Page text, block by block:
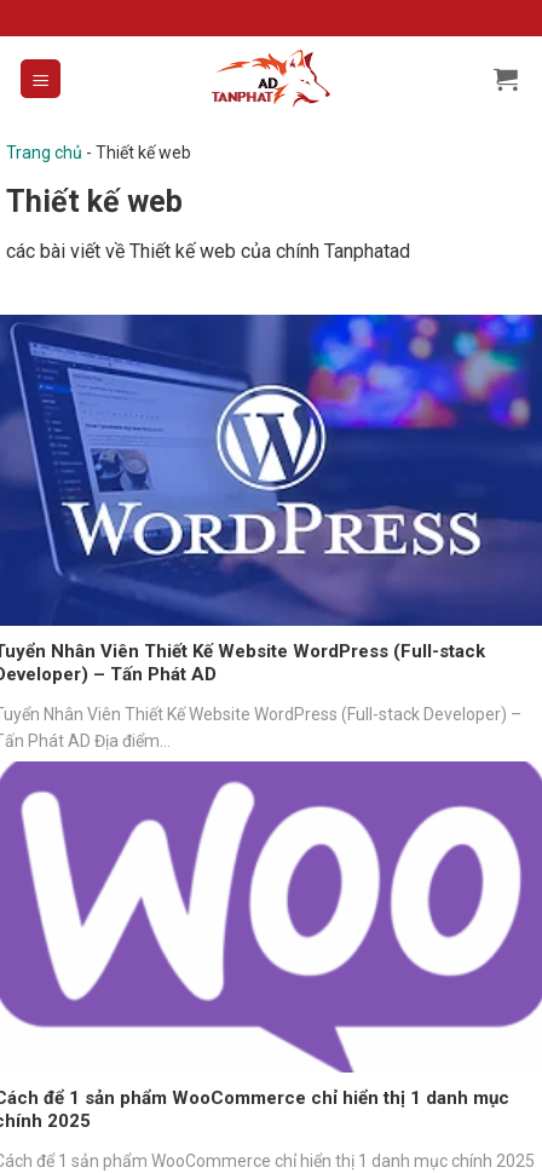
to
content
Trang chủ - Thiết kế web
Thiết kế web
các bài viết về Thiết kế web của chính Tanphatad
Nhân Viên Thiết Kế Website WordPress (Full-stack
– Tấn Phát AD
Nhân Viên Thiết Kế Website WordPress (Full-stack Developer) –
Phát AD Địa điểm...
để 1 sản phẩm WooCommerce chỉ hiển thị 1 danh mục
2025
để 1 sản phẩm WooCommerce chỉ hiển thị 1 danh mục chính 2025